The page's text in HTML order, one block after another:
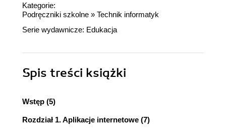
Kategorie:
Podręczniki szkolne » Technik informatyk
Serie wydawnicze: Edukacja
Spis treści książki
Wstęp (5)
Rozdział 1. Aplikacje internetowe (7)